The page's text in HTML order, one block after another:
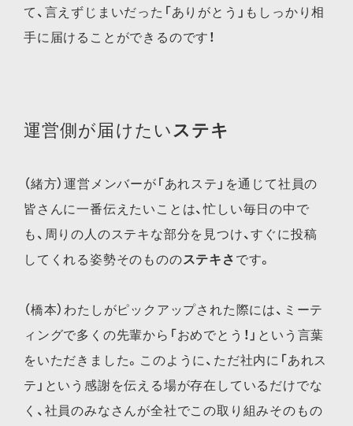
て、言えずじまいだった「ありがとう」もしっかり相
手に届けることができるのです！
運営側が届けたいステキ
（緒方）運営メンバーが「あれステ」を通じて社員の
皆さんに一番伝えたいことは、忙しい毎日の中で
も、周りの人のステキな部分を見つけ、すぐに投稿
してくれる姿勢そのもののステキさ です。
（橋本）わたしがピックアップされた際には、ミーテ
ィングで多くの先輩から「おめでとう！」という言葉
をいただきました。このように、ただ社内に「あれス
テ」という感謝を伝える場が存在しているだけでな
く、社員のみなさんが全社でこの取り組みそのもの